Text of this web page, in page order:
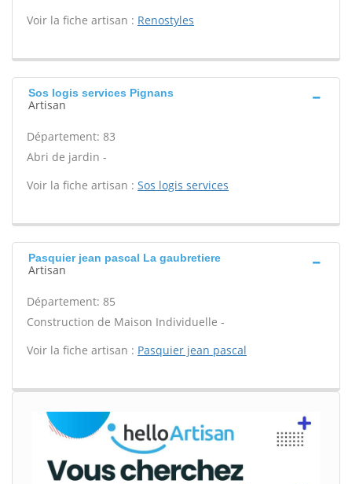
Voir la fiche artisan : Renostyles
Sos logis services Pignans
Artisan
Département: 83
Abri de jardin -
Voir la fiche artisan : Sos logis services
Pasquier jean pascal La gaubretiere
Artisan
Département: 85
Construction de Maison Individuelle -
Voir la fiche artisan : Pasquier jean pascal